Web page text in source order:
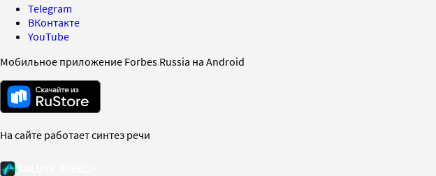
Telegram
ВКонтакте
YouTube
Мобильное приложение Forbes Russia на Android
На сайте работает синтез речи